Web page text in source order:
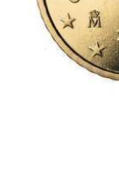
COMUN